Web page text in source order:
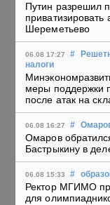
Путин разрешил
приватизировать
Шереметьево
06.08 17:27 #
налоги
меры поддержки
после атак на
06.08 16:27 #
Омаров
Бастрыкину в
06.08 15:33 #
Ректор МГИМО
для